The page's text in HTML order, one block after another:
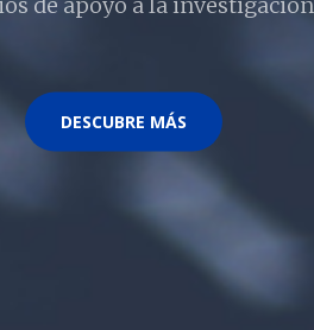
DESCUBRE MÁS